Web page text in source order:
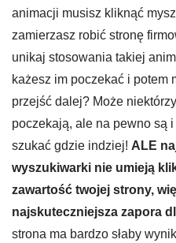
animacji musisz kliknąć
zamierzasz robić stronę
unikaj stosowania takiej
każesz im poczekać i potem
przejść dalej? Może
poczekają, ale na pewno są
szukać gdzie indziej! ALE
wyszukiwarki nie umieją
zawartość twojej strony,
najskuteczniejsza zapora
strona ma bardzo słaby